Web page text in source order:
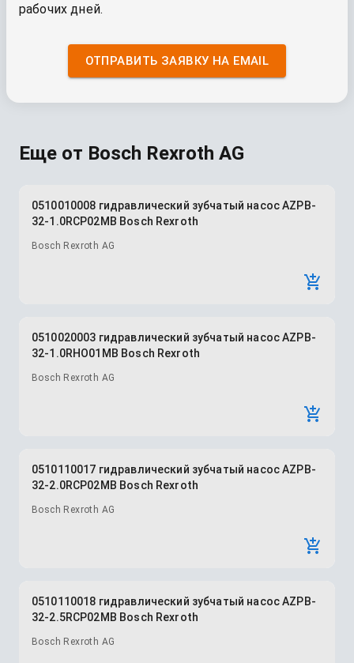
рабочих дней.
ОТПРАВИТЬ ЗАЯВКУ НА EMAIL
Еще от Bosch Rexroth AG
0510010008 гидравлический зубчатый насос AZPB-
32-1.0RCP02MB Bosch Rexroth
Bosch Rexroth AG
0510020003 гидравлический зубчатый насос AZPB-
32-1.0RHO01MB Bosch Rexroth
Bosch Rexroth AG
0510110017 гидравлический зубчатый насос AZPB-
32-2.0RCP02MB Bosch Rexroth
Bosch Rexroth AG
0510110018 гидравлический зубчатый насос AZPB-
32-2.5RCP02MB Bosch Rexroth
Bosch Rexroth AG